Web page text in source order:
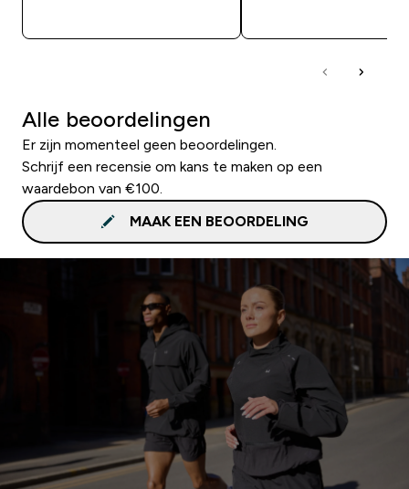
Alle beoordelingen
Er zijn momenteel geen beoordelingen.
Schrijf een recensie om kans te maken op een
waardebon van €100.
MAAK EEN BEOORDELING